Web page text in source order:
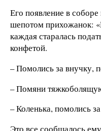
Его появление в
шепотом прихожанок:
каждая старалась
конфетой.
– Помолись за внучку,
– Помяни
– Коленька, помолись